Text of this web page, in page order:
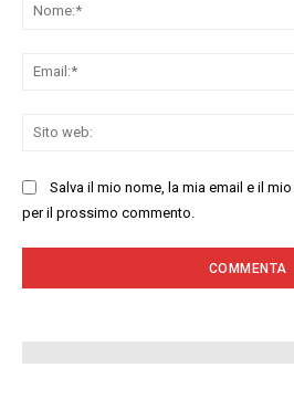
Salva il mio nome, la mia email e il
per il prossimo commento.